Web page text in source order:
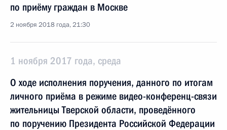
по приёму граждан в Москве
2 ноября 2018 года, 21:30
1 ноября 2017 года, среда
О ходе исполнения поручения, данного по итогам
личного приёма в режиме видео-конференц-связи
жительницы Тверской области, проведённого
по поручению Президента Российской Федерации